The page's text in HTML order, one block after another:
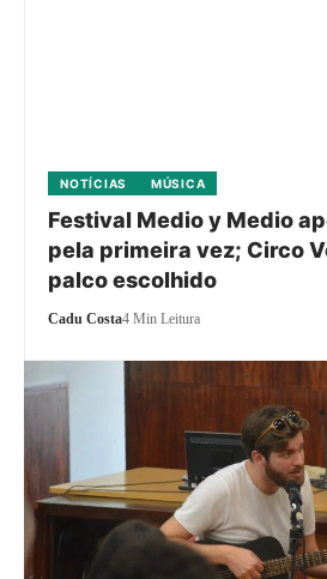
NOTÍCIAS MÚSICA
Festival Medio y Medio
pela primeira vez; Circo
palco escolhido
Cadu Costa4 Min Leitura